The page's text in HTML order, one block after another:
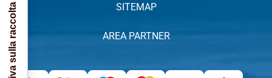
SITEMAP
AREA PARTNER